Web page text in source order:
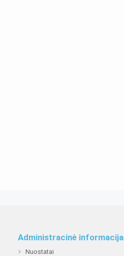
Administracinė informacija
Nuostatai